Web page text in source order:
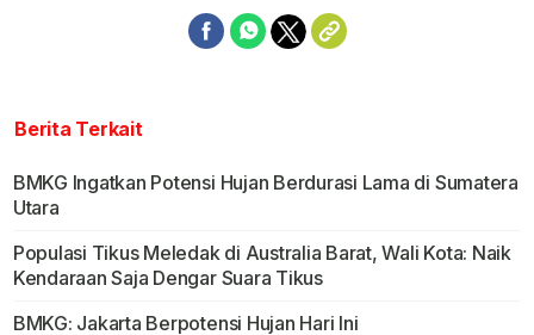
Berita Terkait
BMKG Ingatkan Potensi Hujan Berdurasi Lama di Sumatera
Utara
Populasi Tikus Meledak di Australia Barat, Wali Kota: Naik
Kendaraan Saja Dengar Suara Tikus
BMKG: Jakarta Berpotensi Hujan Hari Ini